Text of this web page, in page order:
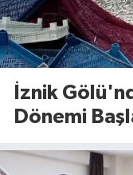
İznik
Dönemi